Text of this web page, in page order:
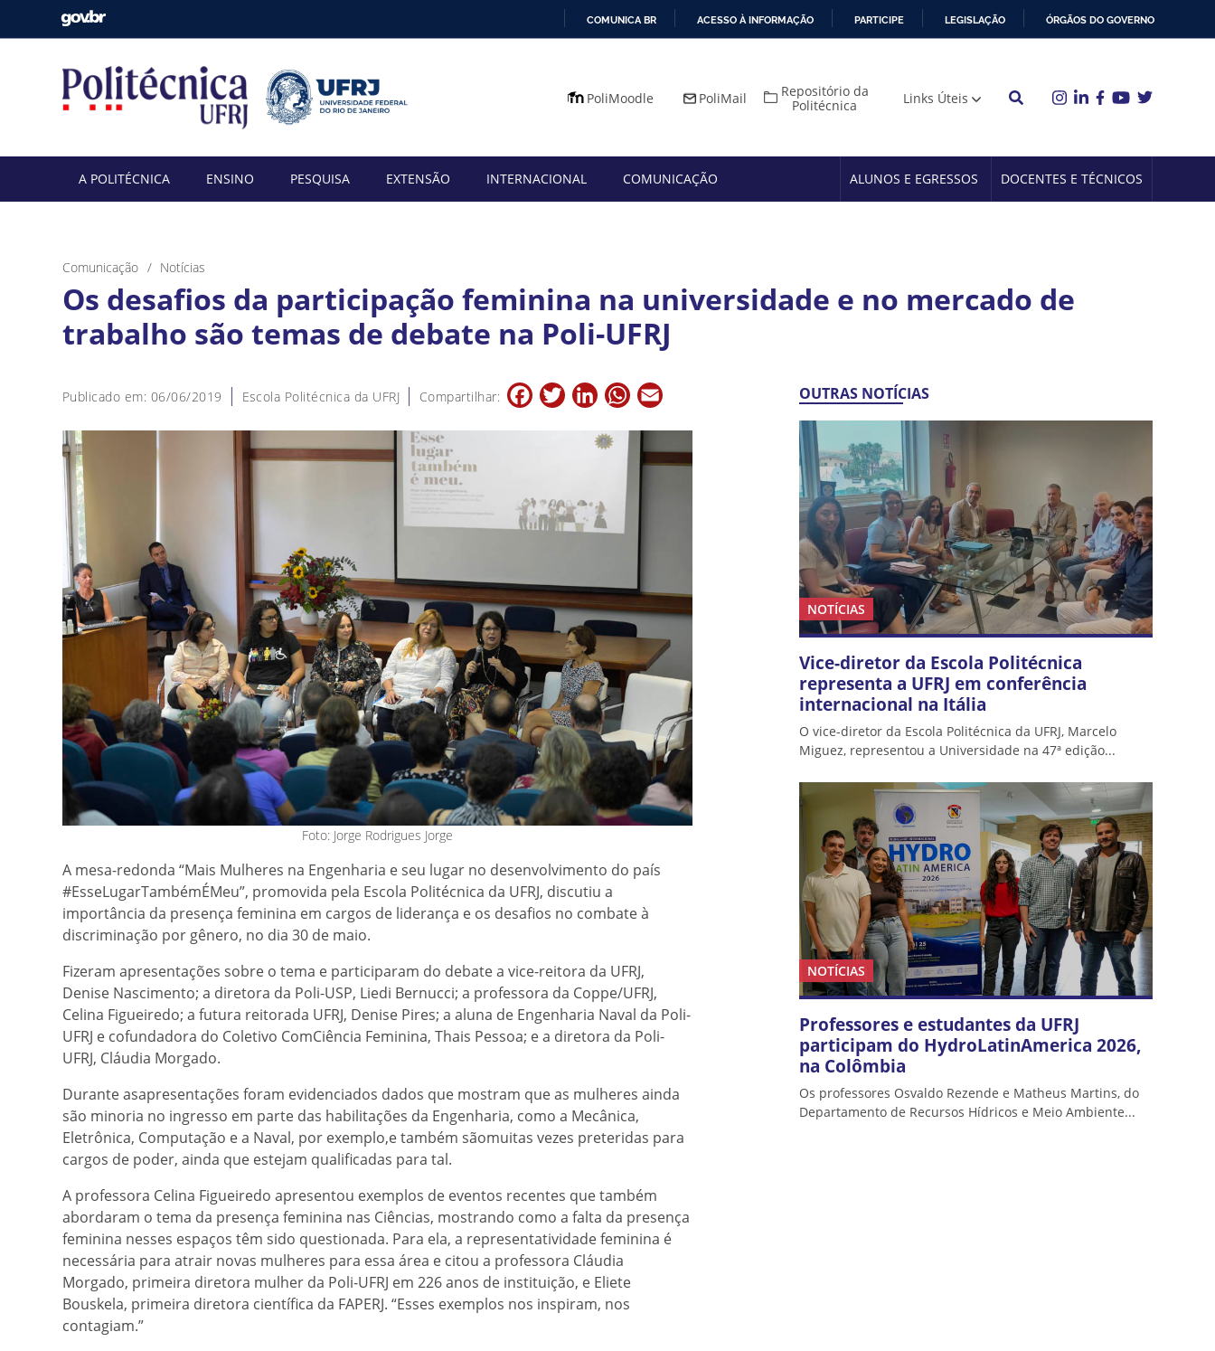
O
COMUNICA BR ACESSO À INFORMAÇÃO PARTICIPE LEGISLAÇÃO ÓRGÃOS DO GOVERNO
PoliMoodle PoliMail
Repositório da
Politécnica
Links Úteis
A POLITÉCNICA ENSINO PESQUISA EXTENSÃO INTERNACIONAL COMUNICAÇÃO ALUNOS E EGRESSOS DOCENTES E TÉCNICOS
Comunicação Notícias
Os desafios da participação feminina na universidade e no mercado de
trabalho são temas de debate na Poli-UFRJ
Publicado em: 06/06/2019 Escola Politécnica da UFRJ Compartilhar: FacebookTwitterLinkedInWhatsApp
Foto: Jorge Rodrigues Jorge
A mesa-redonda “Mais Mulheres na Engenharia e seu lugar no desenvolvimento do país
#EsseLugarTambémÉMeu”, promovida pela Escola Politécnica da UFRJ, discutiu a
importância da presença feminina em cargos de liderança e os desafios no combate à
discriminação por gênero, no dia 30 de maio.
Fizeram apresentações sobre o tema e participaram do debate a vice-reitora da UFRJ,
Denise Nascimento; a diretora da Poli-USP, Liedi Bernucci; a professora da Coppe/UFRJ,
Celina Figueiredo; a futura reitorada UFRJ, Denise Pires; a aluna de Engenharia Naval da Poli-
UFRJ e cofundadora do Coletivo ComCiência Feminina, Thais Pessoa; e a diretora da Poli-
UFRJ, Cláudia Morgado.
Durante asapresentações foram evidenciados dados que mostram que as mulheres ainda
são minoria no ingresso em parte das habilitações da Engenharia, como a Mecânica,
Eletrônica, Computação e a Naval, por exemplo,e também sãomuitas vezes preteridas para
cargos de poder, ainda que estejam qualificadas para tal.
A professora Celina Figueiredo apresentou exemplos de eventos recentes que também
abordaram o tema da presença feminina nas Ciências, mostrando como a falta da presença
feminina nesses espaços têm sido questionada. Para ela, a representatividade feminina é
necessária para atrair novas mulheres para essa área e citou a professora Cláudia
Morgado, primeira diretora mulher da Poli-UFRJ em 226 anos de instituição, e Eliete
Bouskela, primeira diretora científica da FAPERJ. “Esses exemplos nos inspiram, nos
contagiam.”
OUTRAS NOTÍCIAS
NOTÍCIAS
Vice-diretor da Escola Politécnica
representa a UFRJ em conferência
internacional na Itália
O vice-diretor da Escola Politécnica da UFRJ, Marcelo
Miguez, representou a Universidade na 47ª edição...
NOTÍCIAS
Professores e estudantes da UFRJ
participam do HydroLatinAmerica 2026,
na Colômbia
Os professores Osvaldo Rezende e Matheus Martins, do
Departamento de Recursos Hídricos e Meio Ambiente...